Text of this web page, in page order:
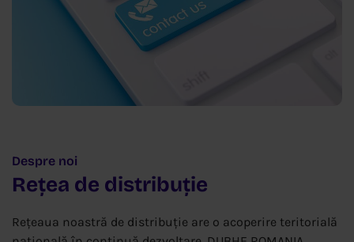
Despre noi
Rețea de distribuție
Rețeaua noastră de distribuție are o acoperire teritorială